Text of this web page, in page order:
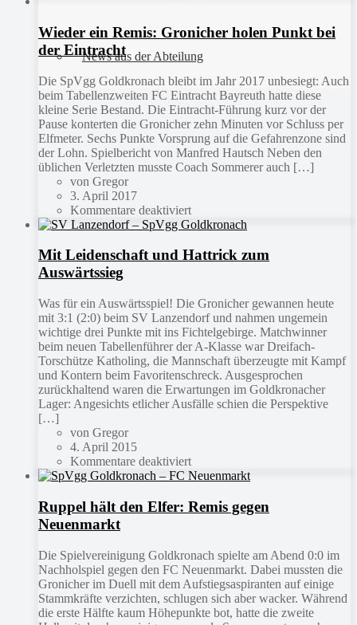
News aus der Abteilung
Wieder ein Remis: Gronicher holen Punkt bei
der Eintracht
Die SpVgg Goldkronach bleibt im Jahr 2017 unbesiegt: Auch
beim Tabellenzweiten FC Eintracht Bayreuth hatte diese
kleine Serie Bestand. Die Eintracht-Führung kurz vor der
Pause konterten die Gronicher zehn Minuten vor Schluss per
Elfmeter. Sechs Punkte Vorsprung auf die Gefahrenzone sind
der Lohn. Spielbericht von Manfred Hautsch Neben den
üblichen Verletzten musste Coach Sommerer auch […]
von Gregor
3. April 2017
Kommentare deaktiviert
Mit Leidenschaft und Hattrick zum
Auswärtssieg
Was für ein Auswärtsspiel! Die Gronicher gewannen heute
mit 3:1 (2:0) beim SV Lanzendorf und nahmen ungemein
wichtige drei Punkte mit ins Fichtelgebirge. Matchwinner
beim neuen Tabellenführer der A-Klasse war Dreifach-
Torschütze Katholing, die Mannschaft überzeugte mit Kampf
und Kontern beim Favoritenschreck. Ausgesprochen
zurückhaltend waren die Erwartungen im Goldkronacher
Lager: Angesichts etlicher Ausfälle schien die Perspektive
[…]
von Gregor
4. April 2015
Kommentare deaktiviert
Ruppel hält den Elfer: Remis gegen
Neuenmarkt
Die Spielvereinigung Goldkronach spielte am Abend 0:0 im
Nachholspiel gegen den FC Neuenmarkt. Dabei mussten die
Gronicher im Duell mit dem Aufstiegsaspiranten auf einige
Stammkräfte verzichten, schlugen sich aber wacker. Während
die erste Hälfte kaum Höhepunkte bot, hatte die zweite